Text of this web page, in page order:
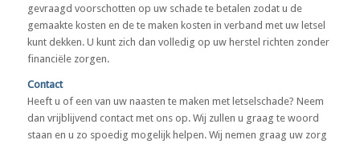
gevraagd voorschotten op uw schade te betalen zodat u de
gemaakte kosten en de te maken kosten in verband met uw letsel
kunt dekken. U kunt zich dan volledig op uw herstel richten zonder
financiële zorgen.
Contact
Heeft u of een van uw naasten te maken met letselschade? Neem
dan vrijblijvend contact met ons op. Wij zullen u graag te woord
staan en u zo spoedig mogelijk helpen. Wij nemen graag uw zorg